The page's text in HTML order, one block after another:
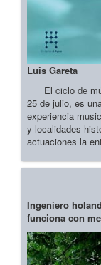
Luis Gareta
El ciclo de
25 de julio, es
experiencia
y localidades
actuaciones la
Ingeniero
funciona con